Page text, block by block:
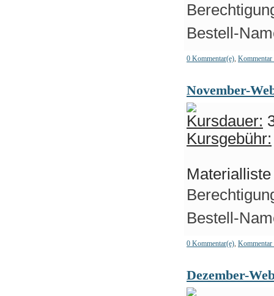
Bestell-
0 Kommentar(e), Kommentar
November-
Kursdauer:
Kursgebühr:
Bestell-
0 Kommentar(e), Kommentar
Dezember-